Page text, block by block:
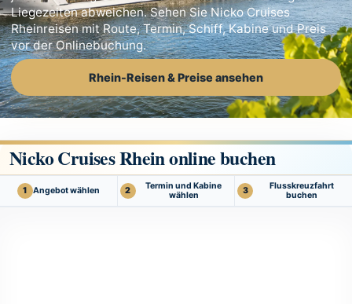
Liegezeiten abweichen. Sehen Sie Nicko Cruises
Rheinreisen mit Route, Termin, Schiff, Kabine und Preis
vor der Onlinebuchung.
Rhein-Reisen & Preise ansehen
Nicko Cruises Rhein online buchen
1 Angebot wählen 2
Termin und Kabine
wählen
3
Flusskreuzfahrt
buchen